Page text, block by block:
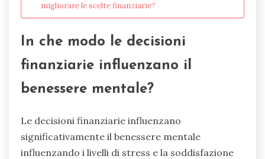
migliorare le scelte finanziarie?
In che modo le decisioni
finanziarie influenzano il
benessere mentale?
Le decisioni finanziarie influenzano
significativamente il benessere mentale
influenzando i livelli di stress e la soddisfazione